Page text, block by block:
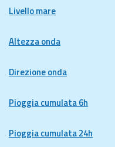
Livello mare
Altezza onda
Direzione onda
Pioggia cumulata 6h
Pioggia cumulata 24h